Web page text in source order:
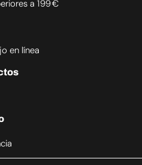
a 199 €
en línea